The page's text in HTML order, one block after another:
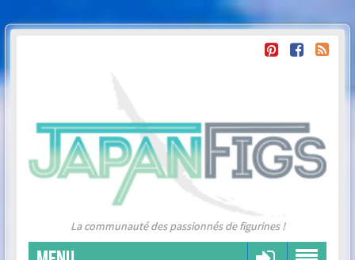
La communauté des passionnés de figurines !